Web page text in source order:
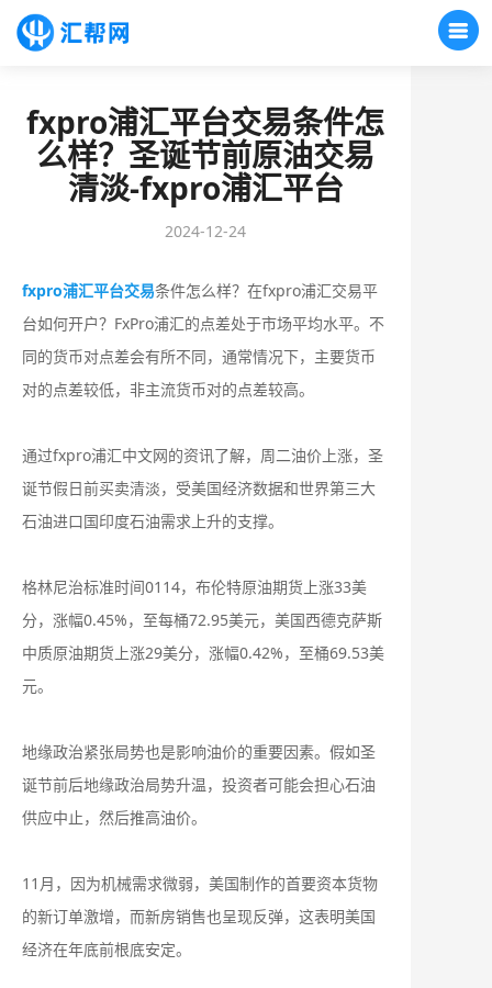
fxpro浦汇平台交易条件怎
么样？圣诞节前原油交易
清淡-fxpro浦汇平台
2024-12-24
fxpro浦汇平台交易条件怎么样？在fxpro浦汇交易平
台如何开户？FxPro浦汇的点差处于市场平均水平。不
同的货币对点差会有所不同，通常情况下，主要货币
对的点差较低，非主流货币对的点差较高。
通过fxpro浦汇中文网的资讯了解，周二油价上涨，圣
诞节假日前买卖清淡，受美国经济数据和世界第三大
石油进口国印度石油需求上升的支撑。
格林尼治标准时间0114，布伦特原油期货上涨33美
分，涨幅0.45%，至每桶72.95美元，美国西德克萨斯
中质原油期货上涨29美分，涨幅0.42%，至桶69.53美
元。
地缘政治紧张局势也是影响油价的重要因素。假如圣
诞节前后地缘政治局势升温，投资者可能会担心石油
供应中止，然后推高油价。
11月，因为机械需求微弱，美国制作的首要资本货物
的新订单激增，而新房销售也呈现反弹，这表明美国
经济在年底前根底安定。